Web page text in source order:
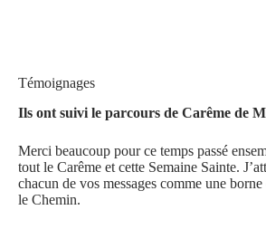
Témoignages
Ils ont suivi le parcours de Carême de
Merci beaucoup pour ce temps passé
tout le Carême et cette Semaine Sainte.
chacun de vos messages comme une
le Chemin.